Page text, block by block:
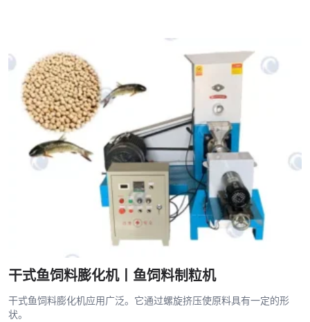
干式鱼饲料膨化机丨鱼饲料制粒机
干式鱼饲料膨化机应用广泛。它通过螺旋挤压使原料具有一定的形
状。